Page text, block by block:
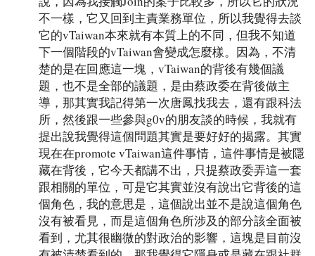
不一樣，它又回到主責業務單位，所以我覺得去談
它的vTaiwan本來就有本質上的不同，但我不知道
下一個階段的vTaiwan會變成怎麼樣。因為，不清
楚的是在回應這一塊，vTaiwan的背後有幾個議
題，也不是全部的議題，是由蔡政委在背後做主
導，那其實我記得第一次唐鳳找我去，還有跟科法
所，然後跟一些參與g0v的朋友談的時候，我就有
提出說我覺得這個問題其實是要好好的揭露。其實
現在在promote vTaiwan這件事情，這件事情是被隱
藏在背後，它今天都講不出，只提蔡政委弄這一套
跟相關的單位，可是它其實並沒有說出它背後的這
個角色，我的意思是，這個說出並不是說這個角色
沒有被看見，而是這個角色所涉及的部分該全面被
看到，尤其很幽微的對政治的影響，這塊是目前沒